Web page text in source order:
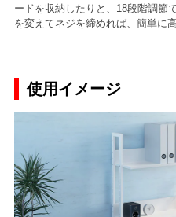
ードを収納したりと、18段階調節
を変えてネジを締めれば、簡単に
使用イメージ